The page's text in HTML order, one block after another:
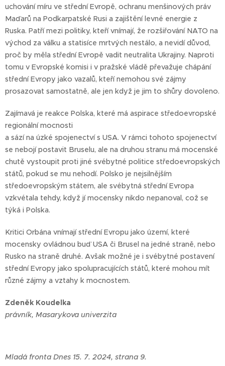
uchování míru ve střední Evropě, ochranu menšinových práv
Maďarů na Podkarpatské Rusi a zajištění levné energie z
Ruska. Patří mezi politiky, kteří vnímají, že rozšiřování NATO na
východ za válku a statisíce mrtvých nestálo, a nevidí důvod,
proč by měla střední Evropě vadit neutralita Ukrajiny. Naproti
tomu v Evropské komisi i v pražské vládě převažuje chápání
střední Evropy jako vazalů, kteří nemohou své zájmy
prosazovat samostatně, ale jen když je jim to shůry dovoleno.
Zajímavá je reakce Polska, které má aspirace středoevropské
regionální mocnosti
a sází na úzké spojenectví s USA. V rámci tohoto spojenectví
se nebojí postavit Bruselu, ale na druhou stranu má mocenské
chutě vystoupit proti jiné svébytné politice středoevropských
států, pokud se mu nehodí. Polsko je nejsilnějším
středoevropským státem, ale svébytná střední Evropa
vzkvétala tehdy, když jí mocensky nikdo nepanoval, což se
týká i Polska.
Kritici Orbána vnímají střední Evropu jako území, které
mocensky ovládnou buď USA či Brusel na jedné straně, nebo
Rusko na straně druhé. Avšak možné je i svébytné postavení
střední Evropy jako spolupracujících států, které mohou mít
různé zájmy a vztahy k mocnostem.
Zdeněk Koudelka
právník, Masarykova univerzita
Mladá fronta Dnes 15. 7. 2024, strana 9.